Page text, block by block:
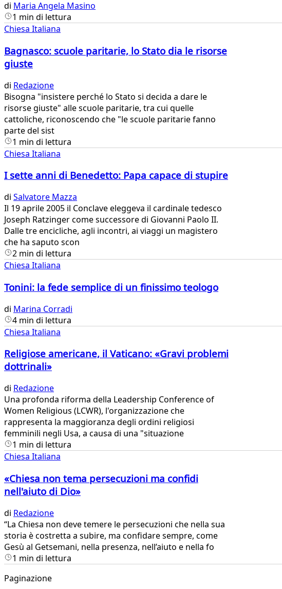
di Maria Angela Masino
1 min di lettura
Chiesa Italiana
Bagnasco: scuole paritarie, lo Stato dia le risorse
giuste
di Redazione
​Bisogna "insistere perché lo Stato si decida a dare le
risorse giuste" alle scuole paritarie, tra cui quelle
cattoliche, riconoscendo che "le scuole paritarie fanno
parte del sist
1 min di lettura
Chiesa Italiana
I sette anni di Benedetto: Papa capace di stupire
di Salvatore Mazza
​Il 19 aprile 2005 il Conclave eleggeva il cardinale tedesco
Joseph Ratzinger come successore di Giovanni Paolo II.
Dalle tre encicliche, agli incontri, ai viaggi un magistero
che ha saputo scon
2 min di lettura
Chiesa Italiana
Tonini: la fede semplice di un finissimo teologo
di Marina Corradi
4 min di lettura
Chiesa Italiana
Religiose americane, il Vaticano: «Gravi problemi
dottrinali»
di Redazione
Una profonda riforma della Leadership Conference of
Women Religious (LCWR), l'organizzazione che
rappresenta la maggioranza degli ordini religiosi
femminili negli Usa, a causa di una "situazione
1 min di lettura
Chiesa Italiana
«Chiesa non tema persecuzioni ma confidi
nell'aiuto di Dio»
di Redazione
​“La Chiesa non deve temere le persecuzioni che nella sua
storia è costretta a subire, ma confidare sempre, come
Gesù al Getsemani, nella presenza, nell’aiuto e nella fo
1 min di lettura
Paginazione